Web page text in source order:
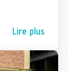
Lire plus